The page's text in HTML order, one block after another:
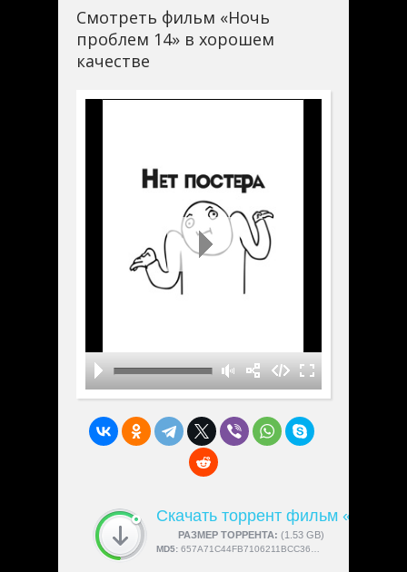
Смотреть фильм «Ночь
проблем 14» в хорошем
качестве
Скачать торрент фильм «Ночь
РАЗМЕР ТОРРЕНТА: (1.53 GB)
СКАЧАЛИ:4189
MD5: 657A71C44FB7106211BCC36D2AEA6D2B